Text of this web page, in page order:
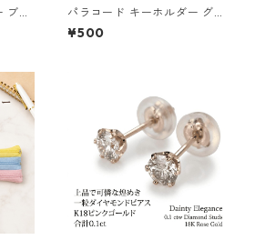
ブル
パラコード キーホルダー グリ
ーン ブラウン 編み込み s24
¥500